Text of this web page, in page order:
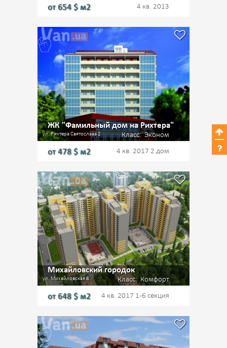
от654$ м2 4 кв. 2013
ЖК "Фамильный дом на Рихтера"
Класс:Эконом
ул. Рихтера Святослава 2
от478$ м2 4 кв. 2017 2 дом
Михайловский городок
Класс: Комфорт
ул. Михайловская 8
от648$ м2 4 кв. 2017 1-6 секция